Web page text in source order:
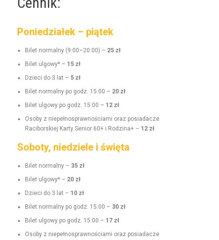
Poniedziałek – piątek
Bilet nor­mal­ny (9:00–20:00) – 25 zł
Bilet ulgo­wy* – 15 zł
Dzieci do 3 lat – 5 zł
Bilet nor­mal­ny po godz. 15:00 – 20 zł
Bilet ulgo­wy po godz. 15:00 – 12 zł
Oso­by z niepełnosprawnoś­ci­a­mi oraz posi­adacze
Raci­borskiej Kar­ty Senior 60+ i Rodz­i­na+ – 12 zł
Soboty, niedziele i święta
Bilet nor­mal­ny – 35 zł
Bilet ulgo­wy* – 20 zł
Dzieci do 3 lat – 10 zł
Bilet nor­mal­ny po godz. 15:00 – 30 zł
Bilet ulgo­wy po godz. 15:00 – 17 zł
Oso­by z niepełnosprawnoś­ci­a­mi oraz posi­adacze